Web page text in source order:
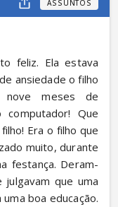
ASSUNTOS
feliz. Ela estava
ansiedade o filho
nove meses de
Que
Era o filho que
muito, durante
festança. Deram-
que uma
boa educação.